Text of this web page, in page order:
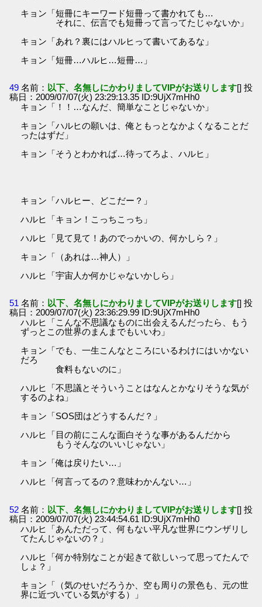
キョン「短冊にキーワード短冊って書かれても…
それに、伝言でも短冊って言ってたじゃないか」
キョン「あれ？裏にはハルヒって書いてあるな」
キョン「短冊…ハルヒ…短冊…」
49 名前： 以下、名無しにかわりましてVIPがお送りします[] 投
稿日：2009/07/07(火) 23:29:13.35 ID:9UjX7mHh0
キョン「！！…なんだ、簡単なことじゃないか」
キョン「ハルヒの願いは、俺ともっとなかよくなることだ
ったはずだ」
キョン「そうとわかれば…待ってろよ、ハルヒ」
キョン「ハルヒー、どこだー？」
ハルヒ「キョン！こっちこっち」
ハルヒ「見て見て！あのでっかいの、何かしら？」
キョン「（あれは…神人）」
ハルヒ「宇宙人か何かじゃないかしら」
51 名前： 以下、名無しにかわりましてVIPがお送りします[] 投
稿日：2009/07/07(火) 23:36:29.99 ID:9UjX7mHh0
ハルヒ「こんな不思議なものに出会えるんだったら、もう
ずっとこの世界のまんまでもいいわ」
キョン「でも、一生こんなところにいるわけにはいかない
だろ
食料もないのに」
ハルヒ「不思議とそういうことはなんとかなりそうな気が
するのよね」
キョン「SOS団はどうするんだ？」
ハルヒ「目の前にこんな面白そうな事があるんだから
もうそんなのいいじゃない」
キョン「俺は戻りたい…」
ハルヒ「何言ってるの？意味わかんない…」
52 名前： 以下、名無しにかわりましてVIPがお送りします[] 投
稿日：2009/07/07(火) 23:44:54.61 ID:9UjX7mHh0
ハルヒ「あんただって、何もない平凡な世界にウンザリし
てたんじゃないの？」
ハルヒ「何か特別なことが起きて欲しいって思ってたんで
しょ？」
キョン「（気のせいだろうか、空も周りの景色も、元の世
界に近づいている気がする）」